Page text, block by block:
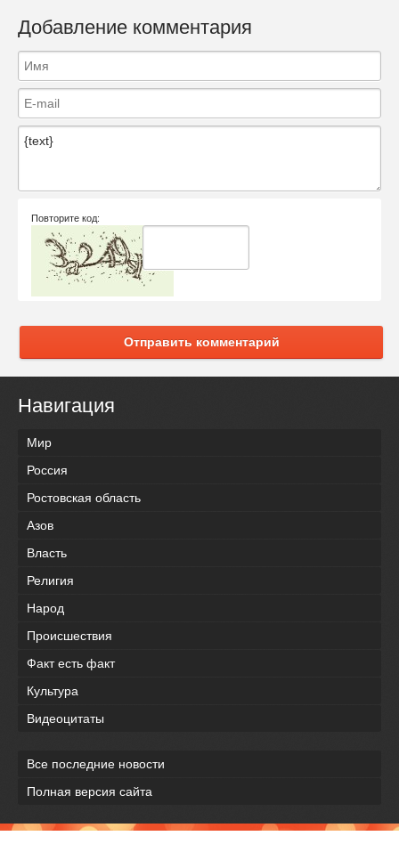
Добавление комментария
Повторите код:
Отправить комментарий
Навигация
Мир
Россия
Ростовская область
Азов
Власть
Религия
Народ
Происшествия
Факт есть факт
Культура
Видеоцитаты
Все последние новости
Полная версия сайта